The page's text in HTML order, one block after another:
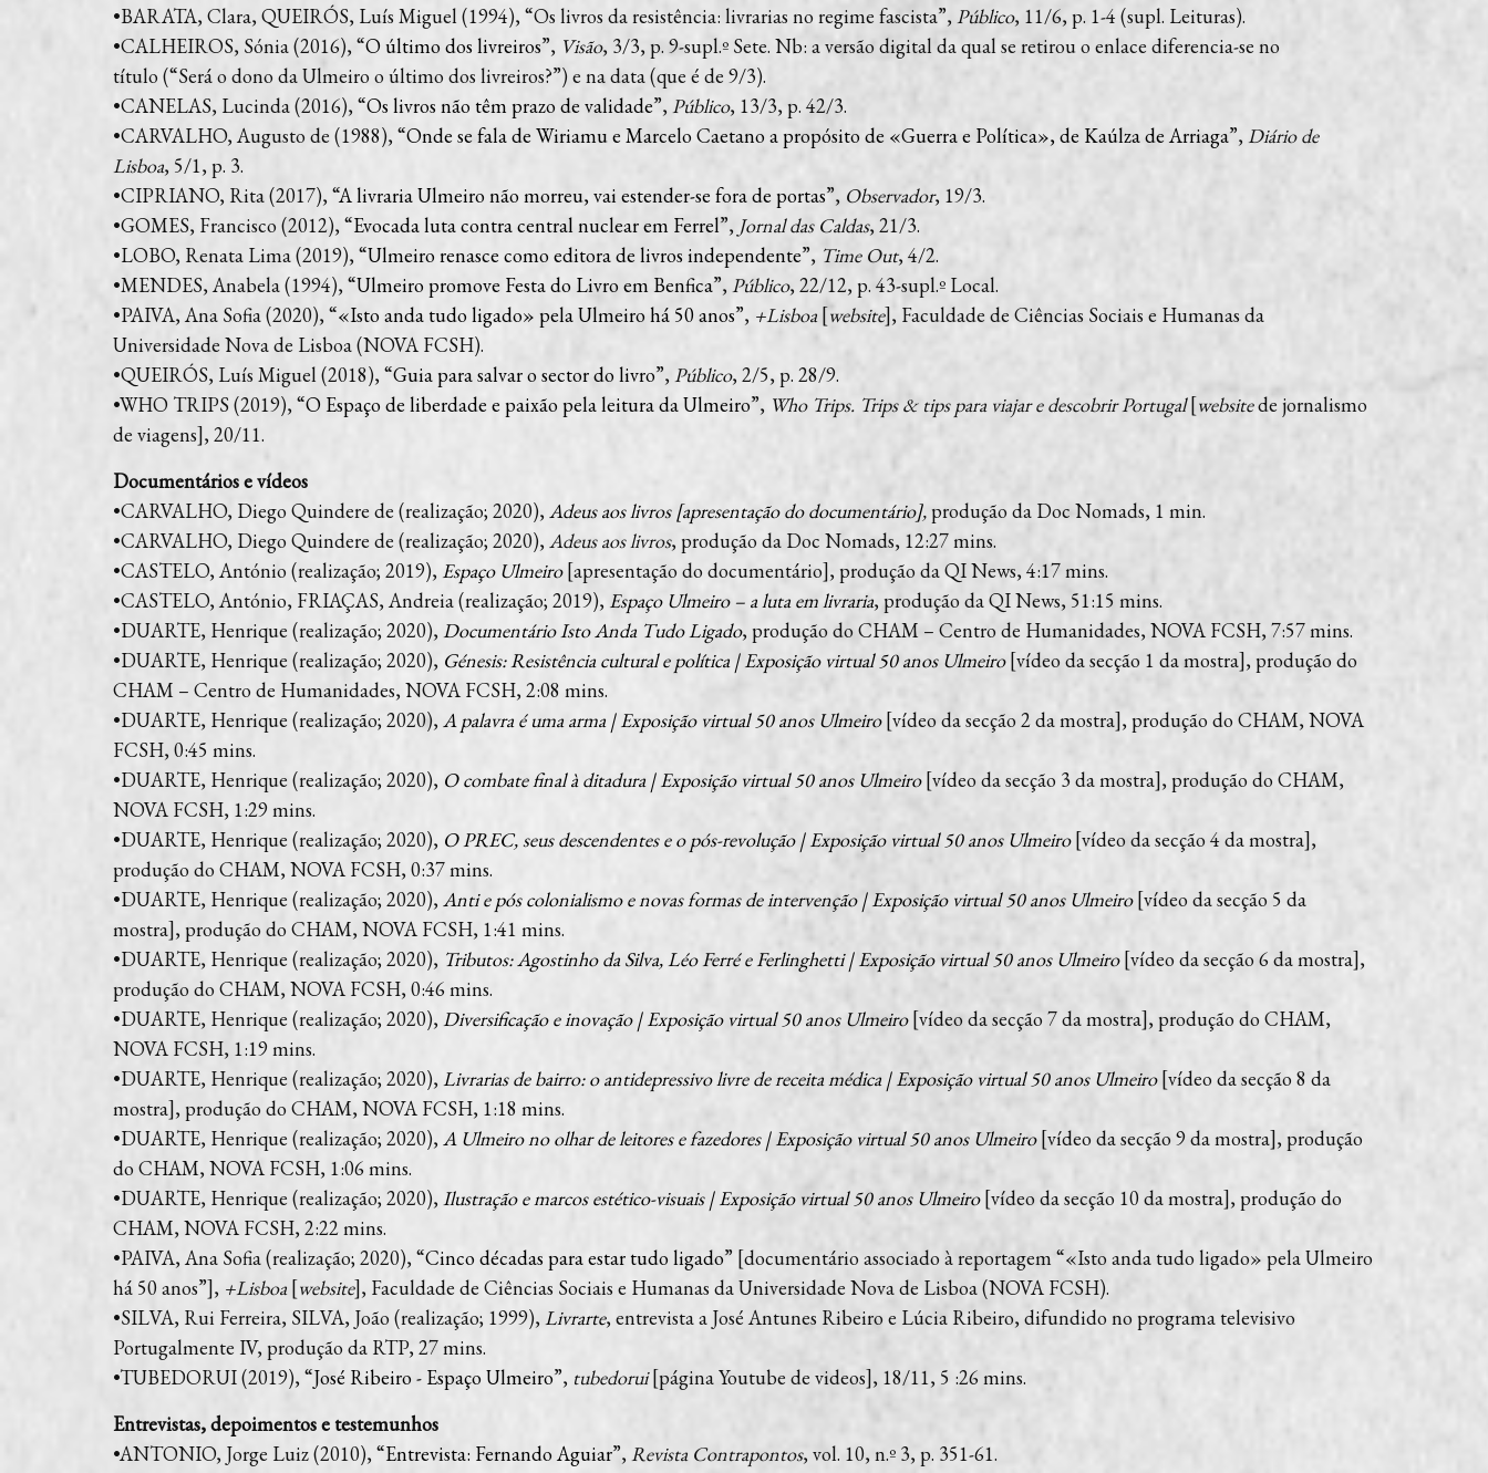
•BARATA, Clara, QUEIRÓS, Luís Miguel (1994), “Os livros da resistência: livrarias no regime fascista”,Público, 11/6, p. 1-4 (supl. Leituras).
•CALHEIROS, Sónia (2016), “O último dos livreiros”, Visão, 3/3, p. 9-supl.º Sete. Nb: a versão digital da qual se retirou o enlace diferencia-se no
título (“Será o dono da Ulmeiro o último dos livreiros?”) e na data (que é de 9/3).
•CANELAS, Lucinda (2016), “Os livros não têm prazo de validade”,Público, 13/3, p. 42/3.
•CARVALHO, Augusto de (1988), “Onde se fala de Wiriamu e Marcelo Caetano a propósito de «Guerra e Política», de Kaúlza de Arriaga”, Diário de
Lisboa, 5/1, p. 3.
•CIPRIANO, Rita (2017), “A livraria Ulmeiro não morreu, vai estender-se fora de portas”, Observador, 19/3.
•GOMES, Francisco (2012), “Evocada luta contra central nuclear em Ferrel”, Jornal das Caldas, 21/3.
•LOBO, Renata Lima (2019), “Ulmeiro renasce como editora de livros independente”, Time Out, 4/2.
•MENDES, Anabela (1994), “Ulmeiro promove Festa do Livro em Benfica”,Público, 22/12, p. 43-supl.º Local.
•PAIVA, Ana Sofia (2020), “«Isto anda tudo ligado» pela Ulmeiro há 50 anos”, +Lisboa[website], Faculdade de Ciências Sociais e Humanas da
Universidade Nova de Lisboa (NOVA FCSH).
•QUEIRÓS, Luís Miguel (2018), “Guia para salvar o sector do livro”, Público, 2/5, p. 28/9.
•WHO TRIPS (2019), “O Espaço de liberdade e paixão pela leitura da Ulmeiro”, Who Trips. Trips & tips para viajar e descobrir Portugal[websitede jornalismo
de viagens], 20/11.
Documentários e vídeos
•CARVALHO, Diego Quindere de (realização; 2020), Adeus aos livros [apresentação do documentário],produção da Doc Nomads, 1 min.
•CARVALHO, Diego Quindere de (realização; 2020), Adeus aos livros, produção da Doc Nomads, 12:27 mins.
•CASTELO, António (realização; 2019), Espaço Ulmeiro[apresentação do documentário], produção da QI News, 4:17 mins.
•CASTELO, António, FRIAÇAS, Andreia (realização; 2019), Espaço Ulmeiro – a luta em livraria, produção da QI News, 51:15 mins.
•DUARTE, Henrique (realização; 2020),Documentário Isto Anda Tudo Ligado, produção do CHAM – Centro de Humanidades, NOVA FCSH, 7:57 mins.
•DUARTE, Henrique (realização; 2020), Génesis: Resistência cultural e política | Exposição virtual 50 anos Ulmeiro[vídeo da secção 1 da mostra], produção do
CHAM – Centro de Humanidades, NOVA FCSH, 2:08 mins.
•DUARTE, Henrique (realização; 2020),A palavra é uma arma | Exposição virtual 50 anos Ulmeiro[vídeo da secção 2 da mostra], produção do CHAM, NOVA
FCSH, 0:45 mins.
•DUARTE, Henrique (realização; 2020), O combate final à ditadura | Exposição virtual 50 anos Ulmeiro[vídeo da secção 3 da mostra], produção do CHAM,
NOVA FCSH, 1:29 mins.
•DUARTE, Henrique (realização; 2020), O PREC, seus descendentes e o pós-revolução | Exposição virtual 50 anos Ulmeiro[vídeo da secção 4 da mostra],
produção do CHAM, NOVA FCSH, 0:37 mins.
•DUARTE, Henrique (realização; 2020),Anti e pós colonialismo e novas formas de intervenção | Exposição virtual 50 anos Ulmeiro[vídeo da secção 5 da
mostra], produção do CHAM, NOVA FCSH, 1:41 mins.
•DUARTE, Henrique (realização; 2020), Tributos: Agostinho da Silva, Léo Ferré e Ferlinghetti | Exposição virtual 50 anos Ulmeiro[vídeo da secção 6 da mostra],
produção do CHAM, NOVA FCSH, 0:46 mins.
•DUARTE, Henrique (realização; 2020), Diversificação e inovação | Exposição virtual 50 anos Ulmeiro[vídeo da secção 7 da mostra], produção do CHAM,
NOVA FCSH, 1:19 mins.
•DUARTE, Henrique (realização; 2020),Livrarias de bairro: o antidepressivo livre de receita médica | Exposição virtual 50 anos Ulmeiro[vídeo da secção 8 da
mostra], produção do CHAM, NOVA FCSH, 1:18 mins.
•DUARTE, Henrique (realização; 2020), A Ulmeiro no olhar de leitores e fazedores | Exposição virtual 50 anos Ulmeiro[vídeo da secção 9 da mostra], produção
do CHAM, NOVA FCSH, 1:06 mins.
•DUARTE, Henrique (realização; 2020),Ilustração e marcos estético-visuais | Exposição virtual 50 anos Ulmeiro[vídeo da secção 10 da mostra], produção do
CHAM, NOVA FCSH, 2:22 mins.
•PAIVA, Ana Sofia (realização; 2020), “Cinco décadas para estar tudo ligado” [documentário associado à reportagem “«Isto anda tudo ligado» pela Ulmeiro
há 50 anos”], +Lisboa[website], Faculdade de Ciências Sociais e Humanas da Universidade Nova de Lisboa (NOVA FCSH).
•SILVA, Rui Ferreira, SILVA, João (realização; 1999),Livrarte, entrevista a José Antunes Ribeiro e Lúcia Ribeiro, difundido no programa televisivo
Portugalmente IV, produção da RTP, 27 mins.
•TUBEDORUI (2019), “José Ribeiro - Espaço Ulmeiro”, tubedorui[página Youtube de videos], 18/11, 5 :26 mins.
Entrevistas, depoimentos e testemunhos
•ANTONIO, Jorge Luiz (2010), “Entrevista: Fernando Aguiar”,Revista Contrapontos, vol. 10, n.º 3, p. 351-61.